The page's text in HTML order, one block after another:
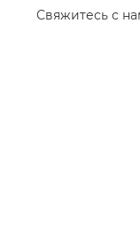
Свяжитесь с